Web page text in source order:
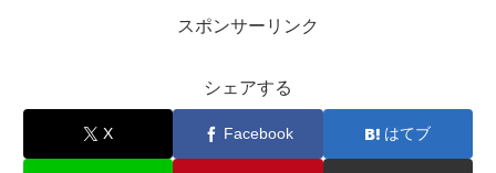
スポンサーリンク
シェアする
X Facebook はてブ